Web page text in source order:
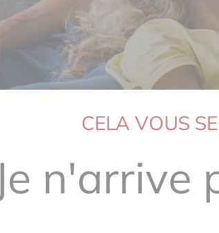
CELA VOUS
Je n'arrive